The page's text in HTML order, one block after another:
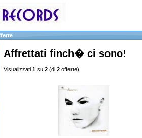
Affrettati finch� ci sono!
Visualizzati 1 su 2 (di 2 offerte)